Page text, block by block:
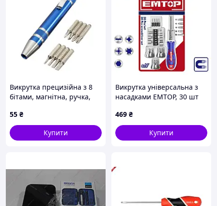
Викрутка прецизійна з 8
бітами, магнітна, ручка,
55 ₴
Купити
Викрутка універсальна з
насадками EMTOP, 30 шт
469 ₴
Купити